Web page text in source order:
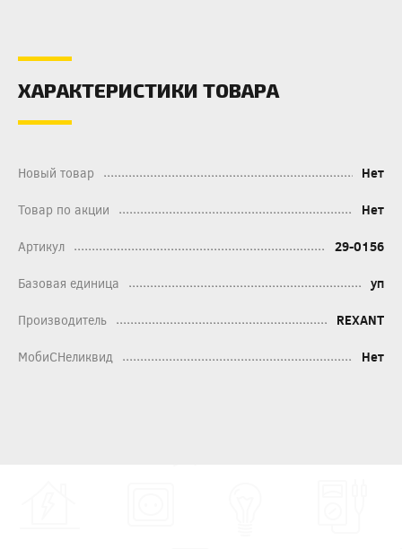
ХАРАКТЕРИСТИКИ ТОВАРА
Новый товар Нет
Товар по акции Нет
Артикул 29-0156
Базовая единица уп
Производитель REXANT
МобиСНеликвид Нет